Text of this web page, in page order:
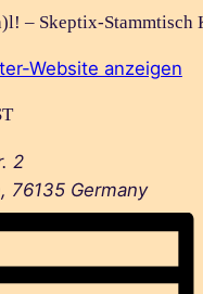
– Skeptix-Stammtisch
Website anzeigen
2
, 76135 Germany